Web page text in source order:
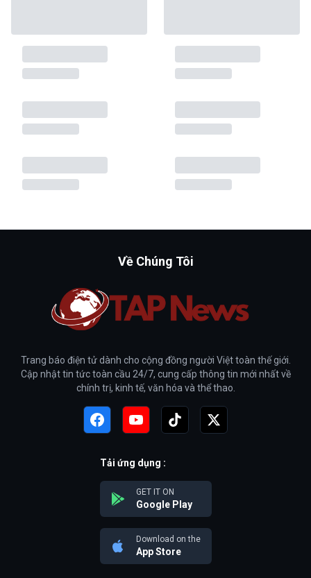
Về Chúng Tôi
Trang báo điện tử dành cho cộng đồng người Việt toàn thế giới.
Cập nhật tin tức toàn cầu 24/7, cung cấp thông tin mới nhất về
chính trị, kinh tế, văn hóa và thể thao.
Tải ứng dụng :
GET IT ON
Google Play
Download on the
App Store